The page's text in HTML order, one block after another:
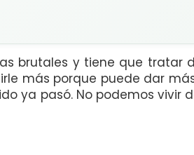
brutales y tiene que tratar
más porque puede dar
ya pasó. No podemos vivir